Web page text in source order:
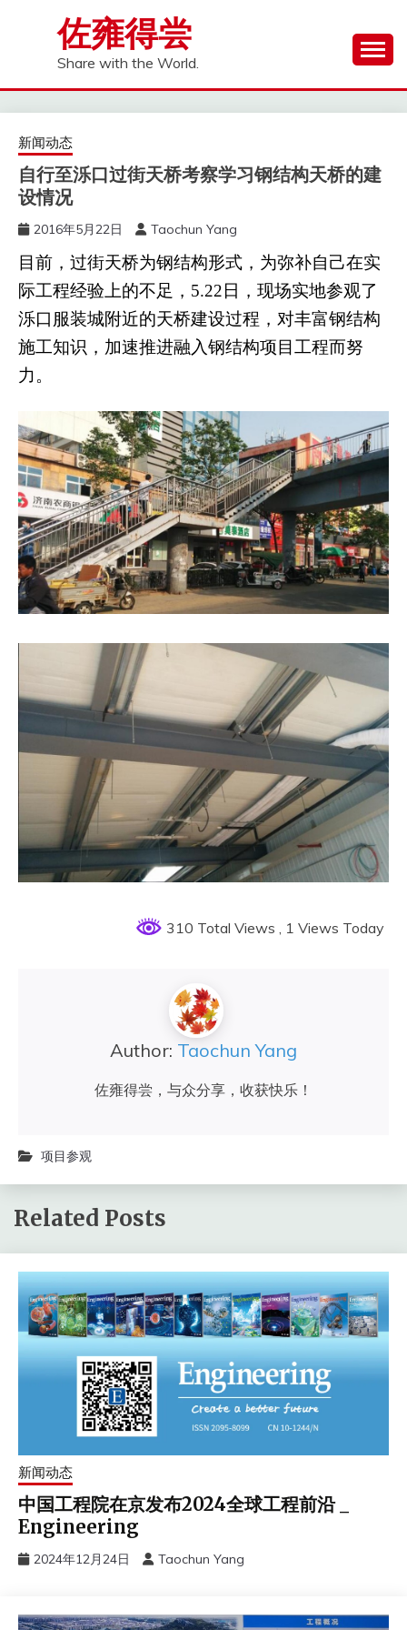
佐雍得尝
Share with the World.
新闻动态
自行至泺口过街天桥考察学习钢结构天桥的建
设情况
2016年5月22日 Taochun Yang
目前，过街天桥为钢结构形式，为弥补自己在实
际工程经验上的不足，5.22日，现场实地参观了
泺口服装城附近的天桥建设过程，对丰富钢结构
施工知识，加速推进融入钢结构项目工程而努
力。
310 Total Views , 1 Views Today
Author: Taochun Yang
佐雍得尝，与众分享，收获快乐！
项目参观
Related Posts
新闻动态
中国工程院在京发布2024全球工程前沿 _
Engineering
2024年12月24日 Taochun Yang